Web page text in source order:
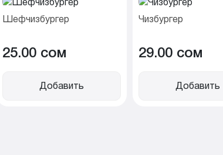
Шефчизбургер
25.00 cом
Добавить
Чизбургер
29.00 cом
Добавить